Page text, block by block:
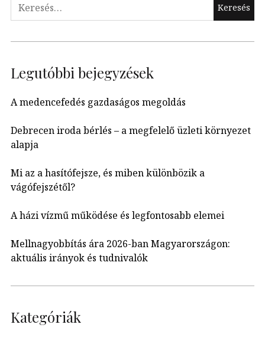
Legutóbbi bejegyzések
A medencefedés gazdaságos megoldás
Debrecen iroda bérlés – a megfelelő üzleti környezet
alapja
Mi az a hasítófejsze, és miben különbözik a
vágófejszétől?
A házi vízmű működése és legfontosabb elemei
Mellnagyobbítás ára 2026-ban Magyarországon:
aktuális irányok és tudnivalók
Kategóriák